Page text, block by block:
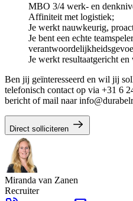
MBO 3/4 werk- en
Affiniteit met logistiek;
Je werkt nauwkeurig,
Je bent een echte
Je werkt resultaatgericht
Ben jij geïnteresseerd en wil jij
telefonisch contact op via +31 6
bericht of mail naar
Direct solliciteren
Miranda van Zanen
Recruiter